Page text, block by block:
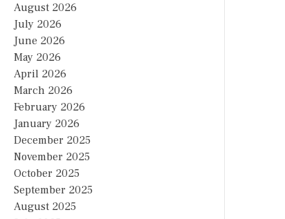
August 2026
July 2026
June 2026
May 2026
April 2026
March 2026
February 2026
January 2026
December 2025
November 2025
October 2025
September 2025
August 2025